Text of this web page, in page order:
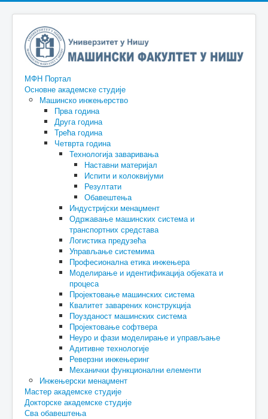
МФН Портал
Основне академске студије
Машинско инжењерство
Прва година
Друга година
Трећа година
Четврта година
Технологија заваривања
Наставни материјал
Испити и колоквијуми
Резултати
Обавештења
Индустријски менаџмент
Одржавање машинских система и
транспортних средстава
Логистика предузећа
Управљање системима
Професионална етика инжењера
Моделирање и идентификација објеката и
процеса
Пројектовање машинских система
Квалитет заварених конструкција
Поузданост машинских система
Пројектовање софтвера
Неуро и фази моделирање и управљање
Адитивне технологије
Реверзни инжењеринг
Механички функционални елементи
Инжењерски менаџмент
Мастер академске студије
Докторске академске студије
Сва обавештења